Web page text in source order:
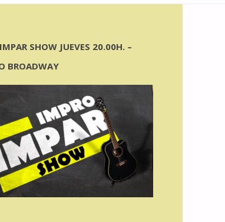
SHOW JUEVES 20.00H. –
BROADWAY